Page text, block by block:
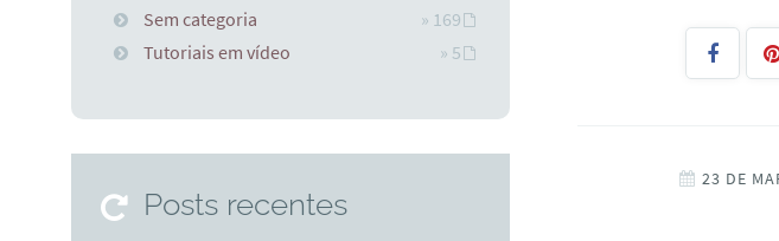
23 DE
Sem categoria
» 169
Tutoriais em vídeo
» 5
Posts recentes